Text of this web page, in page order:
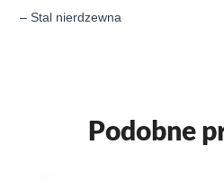
– Stal nierdzewna
Podobne